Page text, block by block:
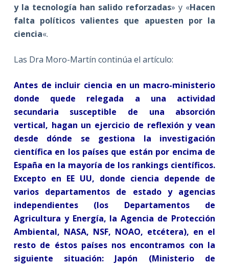
y la tecnología han salido reforzadas» y «Hacen
falta políticos valientes que apuesten por la
ciencia«.
Las Dra Moro-Martín continúa el artículo:
Antes de incluir ciencia en un macro-ministerio
donde quede relegada a una actividad
secundaria susceptible de una absorción
vertical, hagan un ejercicio de reflexión y vean
desde dónde se gestiona la investigación
científica en los países que están por encima de
España en la mayoría de los rankings científicos.
Excepto en EE UU, donde ciencia depende de
varios departamentos de estado y agencias
independientes (los Departamentos de
Agricultura y Energía, la Agencia de Protección
Ambiental, NASA, NSF, NOAO, etcétera), en el
resto de éstos países nos encontramos con la
siguiente situación: Japón (Ministerio de